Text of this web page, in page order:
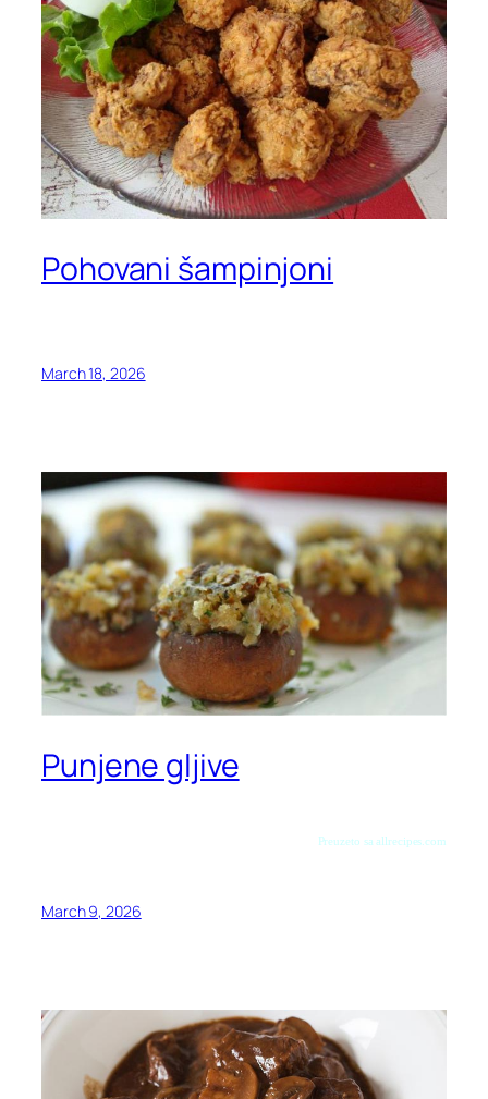
Pohovani šampinjoni
March 18, 2026
Punjene gljive
Preuzeto sa allrecipes.com
March 9, 2026